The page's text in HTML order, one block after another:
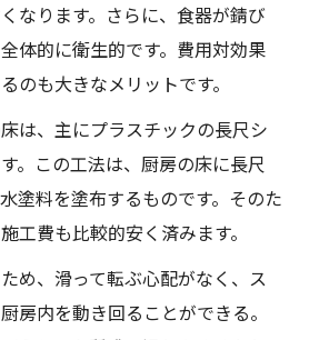
なります。さらに、食器が錆び
体的に衛生的です。費用対効果
のも大きなメリットです。
は、主にプラスチックの長尺シ
。この工法は、厨房の床に長尺
塗料を塗布するものです。そのた
工費も比較的安く済みます。
め、滑って転ぶ心配がなく、ス
房内を動き回ることができる。